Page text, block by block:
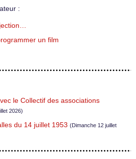
:
un film
le Collectif des associations
2026)
du 14 juillet 1953 (Dimanche 12 juillet